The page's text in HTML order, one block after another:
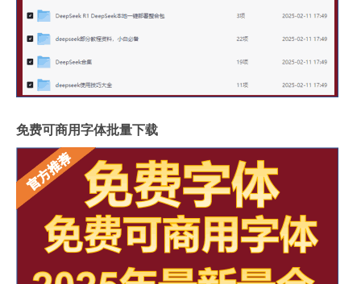
免费可商用字体批量下载